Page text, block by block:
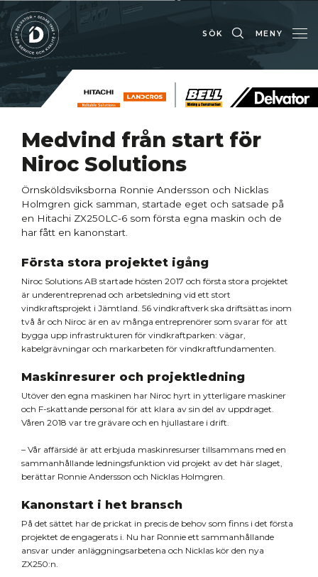
SÖK MENY
Medvind från start för
Niroc Solutions
Örnsköldsviksborna Ronnie Andersson och Nicklas
Holmgren gick samman, startade eget och satsade på
en Hitachi ZX250LC-6 som första egna maskin och de
har fått en kanonstart.
Första stora projektet igång
Niroc Solutions AB startade hösten 2017 och första stora projektet
är underentreprenad och arbetsledning vid ett stort
vindkraftsprojekt i Jämtland. 56 vindkraftverk ska driftsättas inom
två år och Niroc är en av många entreprenörer som svarar för att
bygga upp infrastrukturen för vindkraftparken: vägar,
kabelgrävningar och markarbeten för vindkraftfundamenten.
Maskinresurer och projektledning
Utöver den egna maskinen har Niroc hyrt in ytterligare maskiner
och F-skattande personal för att klara av sin del av uppdraget.
Våren 2018 var tre grävare och en hjullastare i drift.
– Vår affärsidé är att erbjuda maskinresurser tillsammans med en
sammanhållande ledningsfunktion vid projekt av det här slaget,
berättar Ronnie Andersson och Nicklas Holmgren.
Kanonstart i het bransch
På det sättet har de prickat in precis de behov som finns i det första
projektet de engagerats i. Nu har Ronnie ett sammanhållande
ansvar under anläggningsarbetena och Nicklas kör den nya
ZX250:n.